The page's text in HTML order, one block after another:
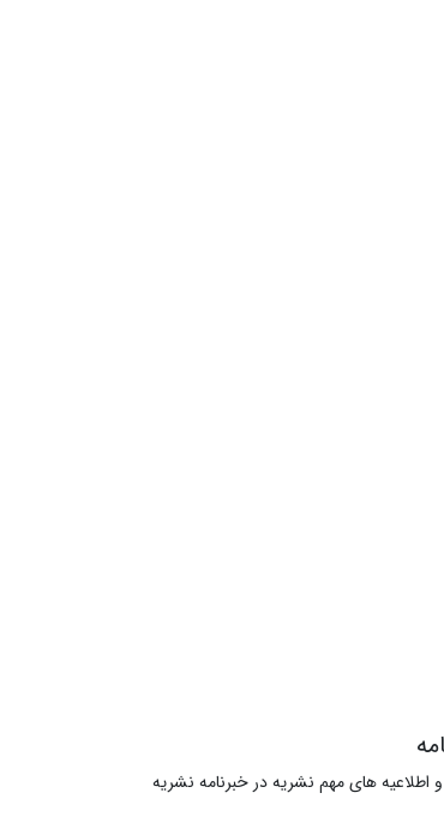
و اطلاعیه های مهم نشریه در خبرنامه نشریه